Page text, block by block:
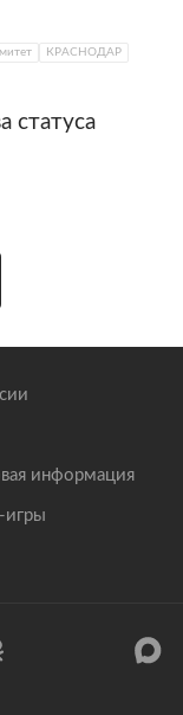
КРАСНОДАР
статуса
информация